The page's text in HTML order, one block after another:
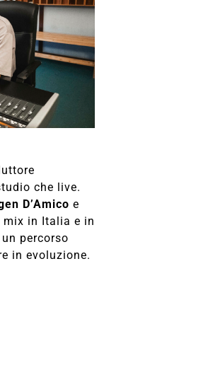
che live.
D’Amico e
in Italia e in
percorso
in evoluzione.